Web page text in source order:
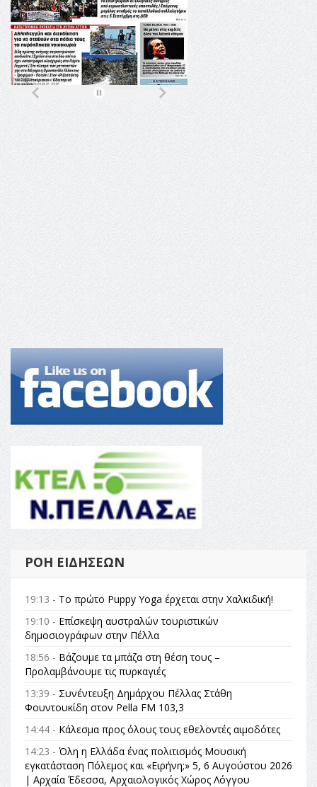
ΡΟΉ ΕΙΔΉΣΕΩΝ
19:13 - Το πρώτο Puppy Yoga έρχεται στην Χαλκιδική!
19:10 - Επίσκεψη αυστραλών τουριστικών
δημοσιογράφων στην Πέλλα
18:56 - Βάζουμε τα μπάζα στη θέση τους –
Προλαμβάνουμε τις πυρκαγιές
13:39 - Συνέντευξη Δημάρχου Πέλλας Στάθη
Φουντουκίδη στον Pella FM 103,3
14:44 - Κάλεσμα προς όλους τους εθελοντές αιμοδότες
14:23 - Όλη η Ελλάδα ένας πολιτισμός Μουσική
εγκατάσταση Πόλεμος και «Ειρήνη;» 5, 6 Αυγούστου 2026
| Αρχαία Έδεσσα, Αρχαιολογικός Χώρος Λόγγου